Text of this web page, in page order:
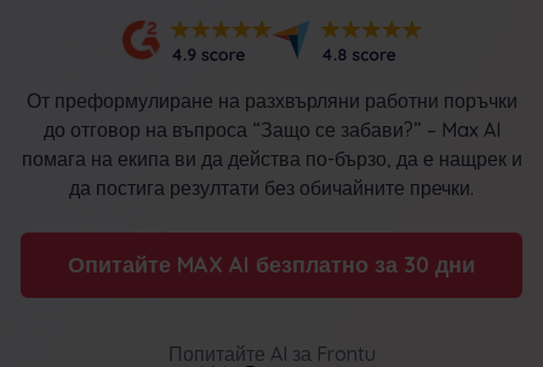
От преформулиране на разхвърляни работни поръчки
до отговор на въпроса “Защо се забави?” – Max AI
помага на екипа ви да действа по-бързо, да е нащрек и
да постига резултати без обичайните пречки.
Опитайте MAX AI безплатно за 30 дни
Попитайте AI за Frontu